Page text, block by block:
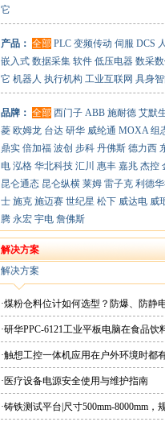
它
产品： 全部 PLC 变频传动 伺服 DCS
嵌入式 数据采集 软件 低压电器 数采
它 机器人 执行机构 工业互联网 具身
品牌： 全部 西门子 ABB 施耐德 艾默
菱 欧姆龙 台达 研华 威纶通 MOXA 组
鼎实 倍加福 波创 步科 丹佛斯 德力西
电 泓格 华北科技 汇川 惠丰 嘉兆 杰控
昆仑通态 昆仑纵横 莱姆 雷子克 利德
士 施克 施迈赛 世纪星 松下 威达电 威
腾 永宏 宇电 詹佛斯
解决方案
解决方案
·煤粉仓料位计如何选型？防爆、防静
·研华PPC-6121工业平板电脑在食品
·触想工控一体机应用在户外环境时都
·医疗设备电源安全使用与维护指南
·铸铁测试平台|尺寸500mm-8000mm，